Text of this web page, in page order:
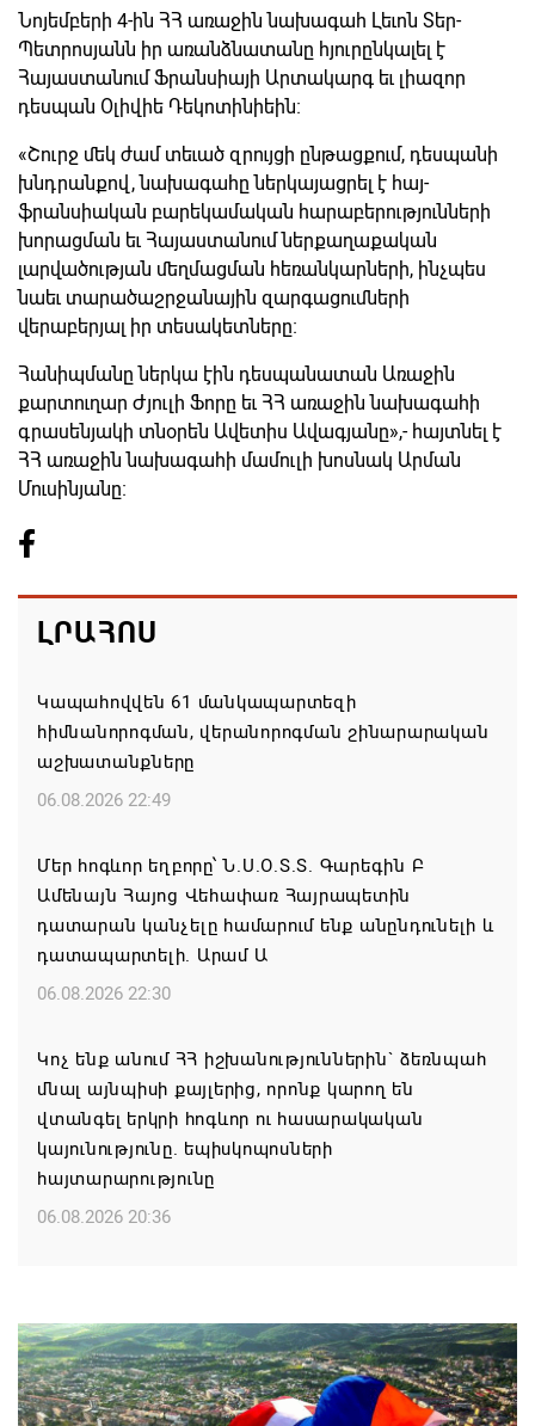
Նոյեմբերի 4-ին ՀՀ առաջին նախագահ Լեւոն Տեր-
Պետրոսյանն իր առանձնատանը հյուրընկալել է
Հայաստանում Ֆրանսիայի Արտակարգ եւ լիազոր
դեսպան Օլիվիե Դեկոտինիեին։
«Շուրջ մեկ ժամ տեւած զրույցի ընթացքում, դեսպանի
խնդրանքով, նախագահը ներկայացրել է հայ-
ֆրանսիական բարեկամական հարաբերությունների
խորացման եւ Հայաստանում ներքաղաքական
լարվածության մեղմացման հեռանկարների, ինչպես
նաեւ տարածաշրջանային զարգացումների
վերաբերյալ իր տեսակետները։
Հանիպմանը ներկա էին դեսպանատան Առաջին
քարտուղար Ժյուլի Ֆորը եւ ՀՀ առաջին նախագահի
գրասենյակի տնօրեն Ավետիս Ավագյանը»,- հայտնել է
ՀՀ առաջին նախագահի մամուլի խոսնակ Արման
Մուսինյանը։
ԼՐԱՀՈՍ
Կապահովվեն 61 մանկապարտեզի
հիմնանորոգման, վերանորոգման շինարարական
աշխատանքները
06.08.2026 22:49
Մեր հոգևոր եղբորը՝ Ն.Ս.Օ.Տ.Տ. Գարեգին Բ
Ամենայն Հայոց Վեհափառ Հայրապետին
դատարան կանչելը համարում ենք անընդունելի և
դատապարտելի. Արամ Ա
06.08.2026 22:30
Կոչ ենք անում ՀՀ իշխանություններին` ձեռնպահ
մնալ այնպիսի քայլերից, որոնք կարող են
վտանգել երկրի հոգևոր ու հասարակական
կայունությունը. եպիսկոպոսների
հայտարարությունը
06.08.2026 20:36
այցելելուց․ Մատվիենկո
06.08.2026 20:30